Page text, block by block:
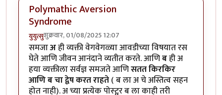
Polymathic Aversion
Syndrome
युयुत्सुशुक्रवार, 01/08/2025 12:07
समजाअही व्यक्ती वेगवेगळ्या आवडीच्या विषयात रस
घेते आणि जीवन आनंदाने व्यतीत करते. आणिबही अ
हया व्यक्तीला सर्वज्ञ समजते आणिसतत किरकिर
आणि ब चा द्वेष करत राहते( ब ला अ चे अस्तित्व सहन
होत नाही). अ च्या प्रत्येक पोस्ट्वर ब ला काही तरी